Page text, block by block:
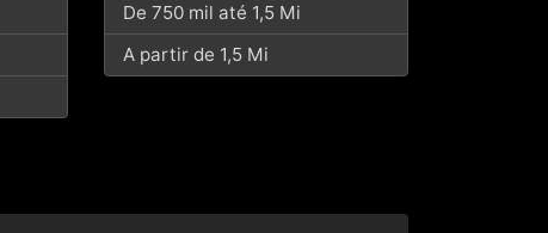
De 750 mil até 1,5 Mi
A partir de 1,5 Mi